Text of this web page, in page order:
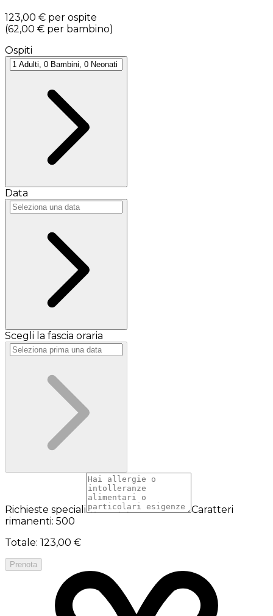
123,00 € per ospite
(62,00 € per bambino)
Ospiti
Data
Scegli la fascia oraria
Richieste speciali
Caratteri
rimanenti: 500
Totale: 123,00 €
Prenota